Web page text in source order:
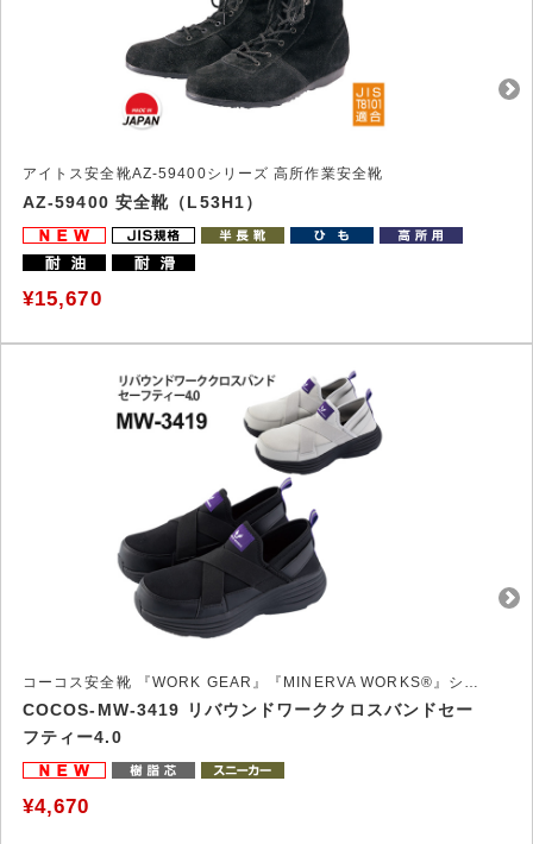
アイトス安全靴AZ-59400シリーズ 高所作業安全靴
AZ-59400 安全靴（L53H1）
¥15,670
コーコス安全靴 『WORK GEAR』『MINERVA WORKS®』シリーズ
COCOS-MW-3419 リバウンドワーククロスバンドセー
フティー4.0
¥4,670